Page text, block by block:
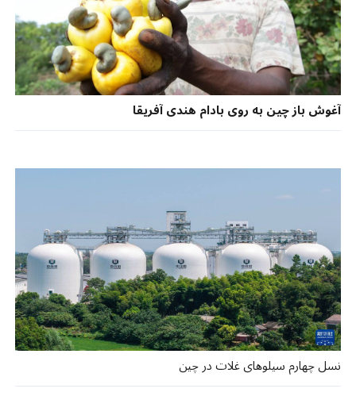
آغوش باز چین به روی بادام هندی آفریقا
نسل چهارم سیلوهای غلات در چین